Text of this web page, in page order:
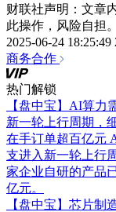
财联社声明：文章
此操作，风险自担。
2025-06-24 18:25:49
商务合作
热门解锁
【盘中宝】AI算力
新一轮上行周期，
在手订单超百亿元
支进入新一轮上行
家企业自研的产品
亿元。
【盘中宝】芯片制